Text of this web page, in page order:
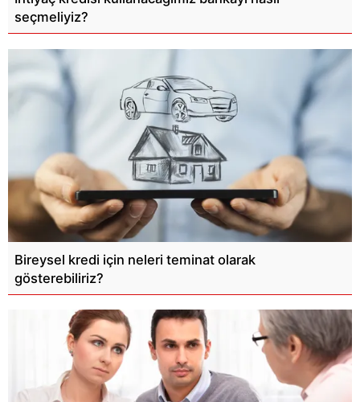
seçmeliyiz?
Bireysel kredi için neleri teminat olarak
gösterebiliriz?